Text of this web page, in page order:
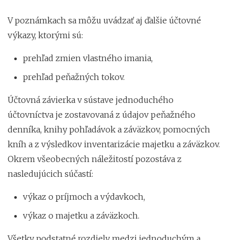
V poznámkach sa môžu uvádzať aj ďalšie účtovné
výkazy, ktorými sú:
prehľad zmien vlastného imania,
prehľad peňažných tokov.
Účtovná závierka v sústave jednoduchého
účtovníctva je zostavovaná z údajov peňažného
denníka, knihy pohľadávok a záväzkov, pomocných
kníh a z výsledkov inventarizácie majetku a záväzkov.
Okrem všeobecných náležitostí pozostáva z
nasledujúcich súčastí:
výkaz o príjmoch a výdavkoch,
výkaz o majetku a záväzkoch.